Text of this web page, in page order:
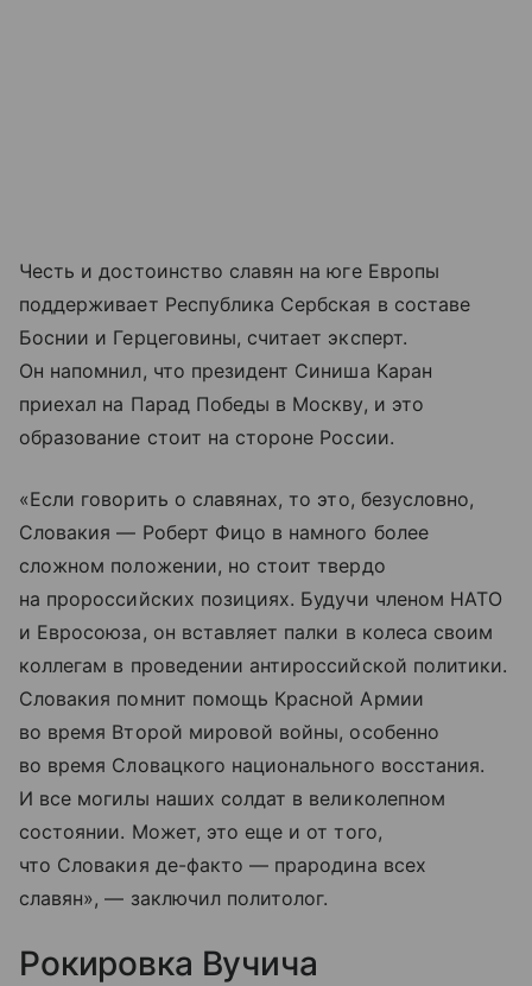
Честь и достоинство славян на юге Европы
поддерживает Республика Сербская в составе
Боснии и Герцеговины, считает эксперт.
Он напомнил, что президент Синиша Каран
приехал на Парад Победы в Москву, и это
образование стоит на стороне России.
«Если говорить о славянах, то это, безусловно,
Словакия — Роберт Фицо в намного более
сложном положении, но стоит твердо
на пророссийских позициях. Будучи членом НАТО
и Евросоюза, он вставляет палки в колеса своим
коллегам в проведении антироссийской политики.
Словакия помнит помощь Красной Армии
во время Второй мировой войны, особенно
во время Словацкого национального восстания.
И все могилы наших солдат в великолепном
состоянии. Может, это еще и от того,
что Словакия де-факто — прародина всех
славян», — заключил политолог.
Рокировка Вучича